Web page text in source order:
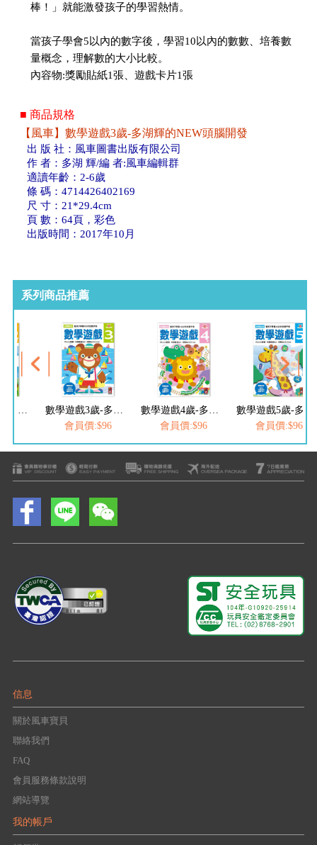
棒！」就能激發孩子的學習熱情。
當孩子學會5以內的數字後，學習10以內的數數、培養數
量概念，理解數的大小比較。
內容物:獎勵貼紙1張、遊戲卡片1張
■ 商品規格
【風車】數學遊戲3歲-多湖輝的NEW頭腦開發
出 版 社：風車圖書出版有限公司
作 者：多湖 輝/編 者:風車編輯群
適讀年齡：2-6歲
條 碼：4714426402169
尺 寸：21*29.4cm
頁 數：64頁，彩色
出版時間：2017年10月
系列商品推薦
數學遊戲2歲-多湖輝的NEW頭腦開發
數學遊戲3歲-多湖輝的NEW頭腦開發
會員價:$96
數學遊戲4歲-多湖輝的NEW頭腦開發
會員價:$96
會員價:$96
信息
關於風車寶貝
聯絡我們
FAQ
會員服務條款說明
網站導覽
我的帳戶